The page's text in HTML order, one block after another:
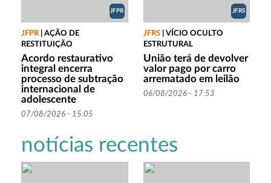
JFPR
JFPR| AÇÃO DE
RESTITUIÇÃO
Acordo restaurativo
integral encerra
processo de subtração
internacional de
adolescente
07/08/2026 - 15:05
JFRS
JFRS| VÍCIO OCULTO
ESTRUTURAL
União terá de devolver
valor pago por carro
arrematado em leilão
06/08/2026 - 17:53
notícias recentes